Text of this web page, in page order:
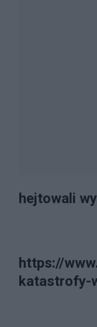
hejtowali
https://
katastrofy-